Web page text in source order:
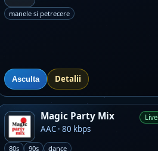
manele si petrecere
Asculta Detalii
Magic Party Mix
AAC · 80 kbps
Live
80s 90s dance